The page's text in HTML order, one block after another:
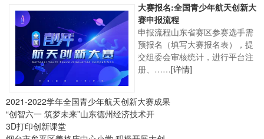
大赛报名:全国青少年航天创新大
赛申报流程
申报流程山东省赛区参赛选手需
预报名（填写大赛报名表），提
交组委会审核统计，进行平台注
册、……[详情]
2021-2022学年全国青少年航天创新大赛成果
“创智六一 筑梦未来”山东德州经济技术开
3D打印创新课堂